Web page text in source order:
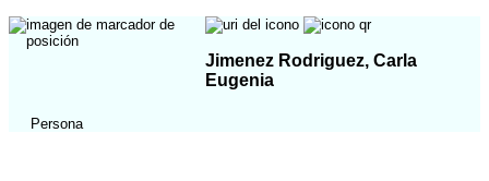
Jimenez Rodriguez, Carla
Eugenia
Persona